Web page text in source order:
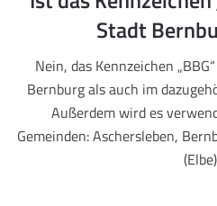
Stadt
Nein, das Kennzeichen
Bernburg als auch im
Außerdem wird es
Gemeinden: Aschersleben,